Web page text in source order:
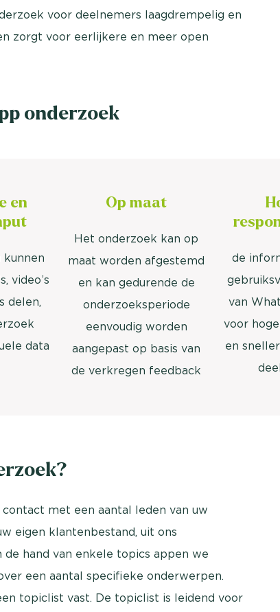
voor deelnemers laagdrempelig en
zorgt voor eerlijkere en meer open
onderzoek
en
kunnen
video’s
delen,
data
Op maat
Het onderzoek kan op
maat worden afgestemd
en kan gedurende de
onderzoeksperiode
eenvoudig worden
aangepast op basis van
de verkregen feedback
de
van
voor
en
met een aantal leden van uw
eigen klantenbestand, uit ons
de hand van enkele topics appen we
een aantal specifieke onderwerpen.
topiclist vast. De topiclist is leidend voor